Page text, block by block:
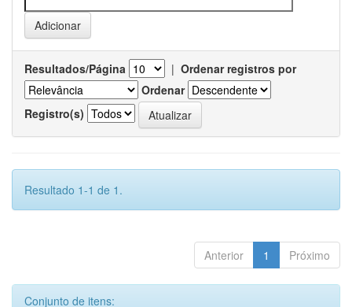
Resultados/Página | Ordenar registros por
Ordenar
Registro(s)
Resultado 1-1 de 1.
Anterior 1 Próximo
Conjunto de itens: